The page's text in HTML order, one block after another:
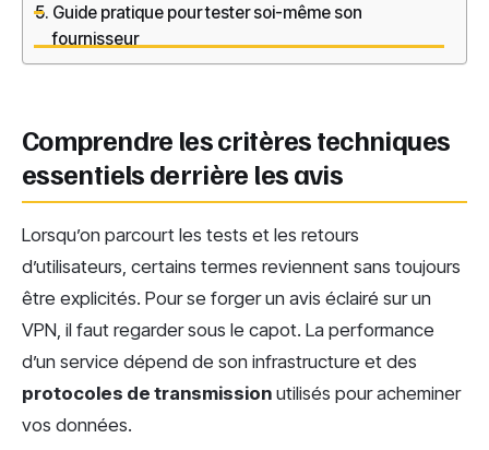
Guide pratique pour tester soi-même son
fournisseur
Comprendre les critères techniques
essentiels derrière les avis
Lorsqu’on parcourt les tests et les retours
d’utilisateurs, certains termes reviennent sans toujours
être explicités. Pour se forger un avis éclairé sur un
VPN, il faut regarder sous le capot. La performance
d’un service dépend de son infrastructure et des
protocoles de transmission utilisés pour acheminer
vos données.